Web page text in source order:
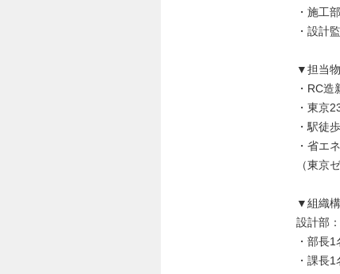
・施工
・設計
▼担当
・RC
・東京
・駅徒
・省エ
（東京
▼組織
設計部
・部長1
・課長1